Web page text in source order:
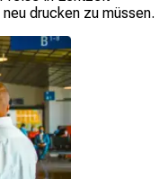
drucken zu müssen.